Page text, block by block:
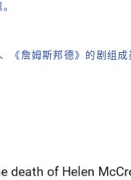
《詹姆斯邦德》的剧组成